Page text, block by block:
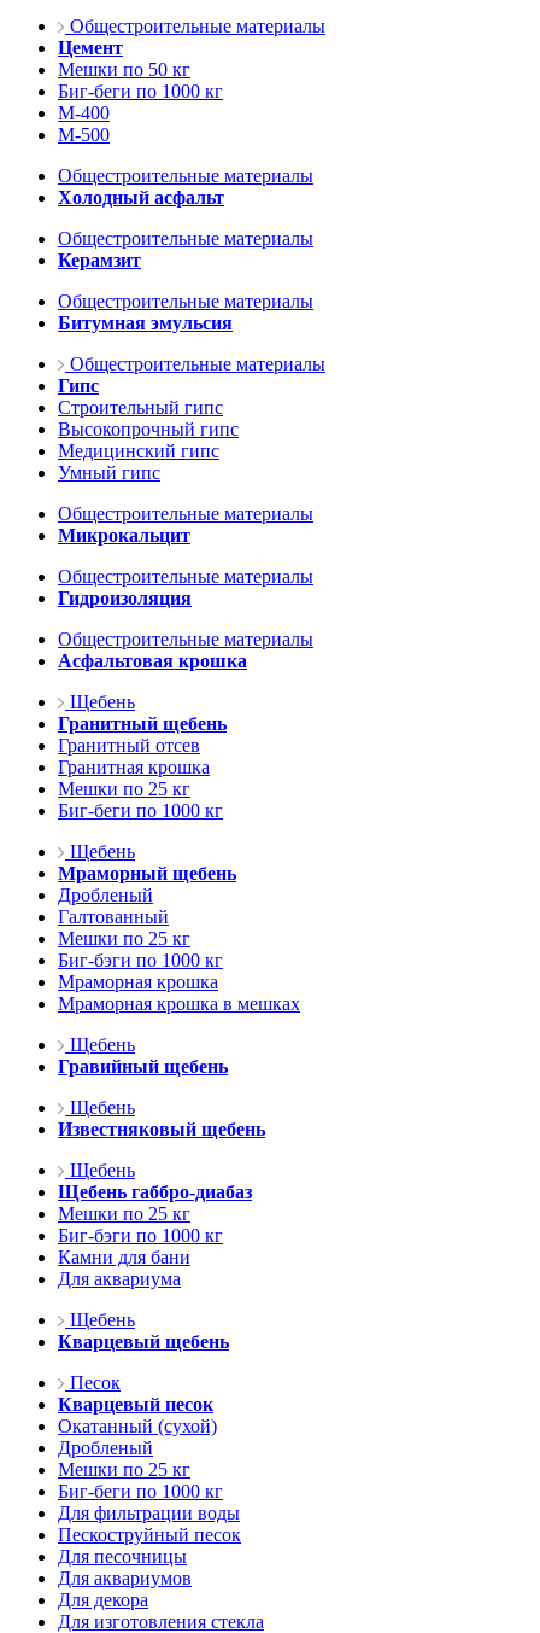
Общестроительные материалы
Цемент
Мешки по 50 кг
Биг-беги по 1000 кг
М-400
М-500
Общестроительные материалы
Холодный асфальт
Общестроительные материалы
Керамзит
Общестроительные материалы
Битумная эмульсия
Общестроительные материалы
Гипс
Строительный гипс
Высокопрочный гипс
Медицинский гипс
Умный гипс
Общестроительные материалы
Микрокальцит
Общестроительные материалы
Гидроизоляция
Общестроительные материалы
Асфальтовая крошка
Щебень
Гранитный щебень
Гранитный отсев
Гранитная крошка
Мешки по 25 кг
Биг-беги по 1000 кг
Щебень
Мраморный щебень
Дробленый
Галтованный
Мешки по 25 кг
Биг-бэги по 1000 кг
Мраморная крошка
Мраморная крошка в мешках
Щебень
Гравийный щебень
Щебень
Известняковый щебень
Щебень
Щебень габбро-диабаз
Мешки по 25 кг
Биг-бэги по 1000 кг
Камни для бани
Для аквариума
Щебень
Кварцевый щебень
Песок
Кварцевый песок
Окатанный (сухой)
Дробленый
Мешки по 25 кг
Биг-беги по 1000 кг
Для фильтрации воды
Пескоструйный песок
Для песочницы
Для аквариумов
Для декора
Для изготовления стекла